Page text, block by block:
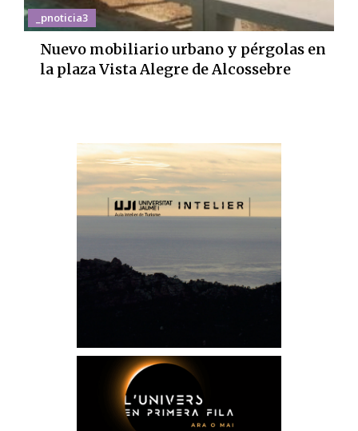
_pnoticia3
Nuevo mobiliario urbano y pérgolas en
la plaza Vista Alegre de Alcossebre